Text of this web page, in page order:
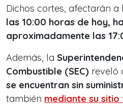
Dichos cortes, afectarán
las 10:00 horas de hoy,
aproximadamente las
Además, la
Combustible (SEC) reveló
se encuentran sin
también mediante su sitio